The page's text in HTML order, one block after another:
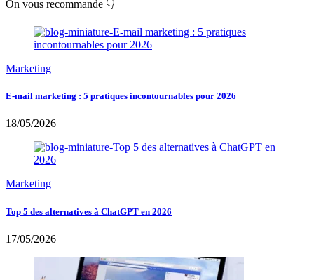
On vous recommande 👇
Marketing
E-mail marketing : 5 pratiques incontournables pour 2026
18/05/2026
Marketing
Top 5 des alternatives à ChatGPT en 2026
17/05/2026